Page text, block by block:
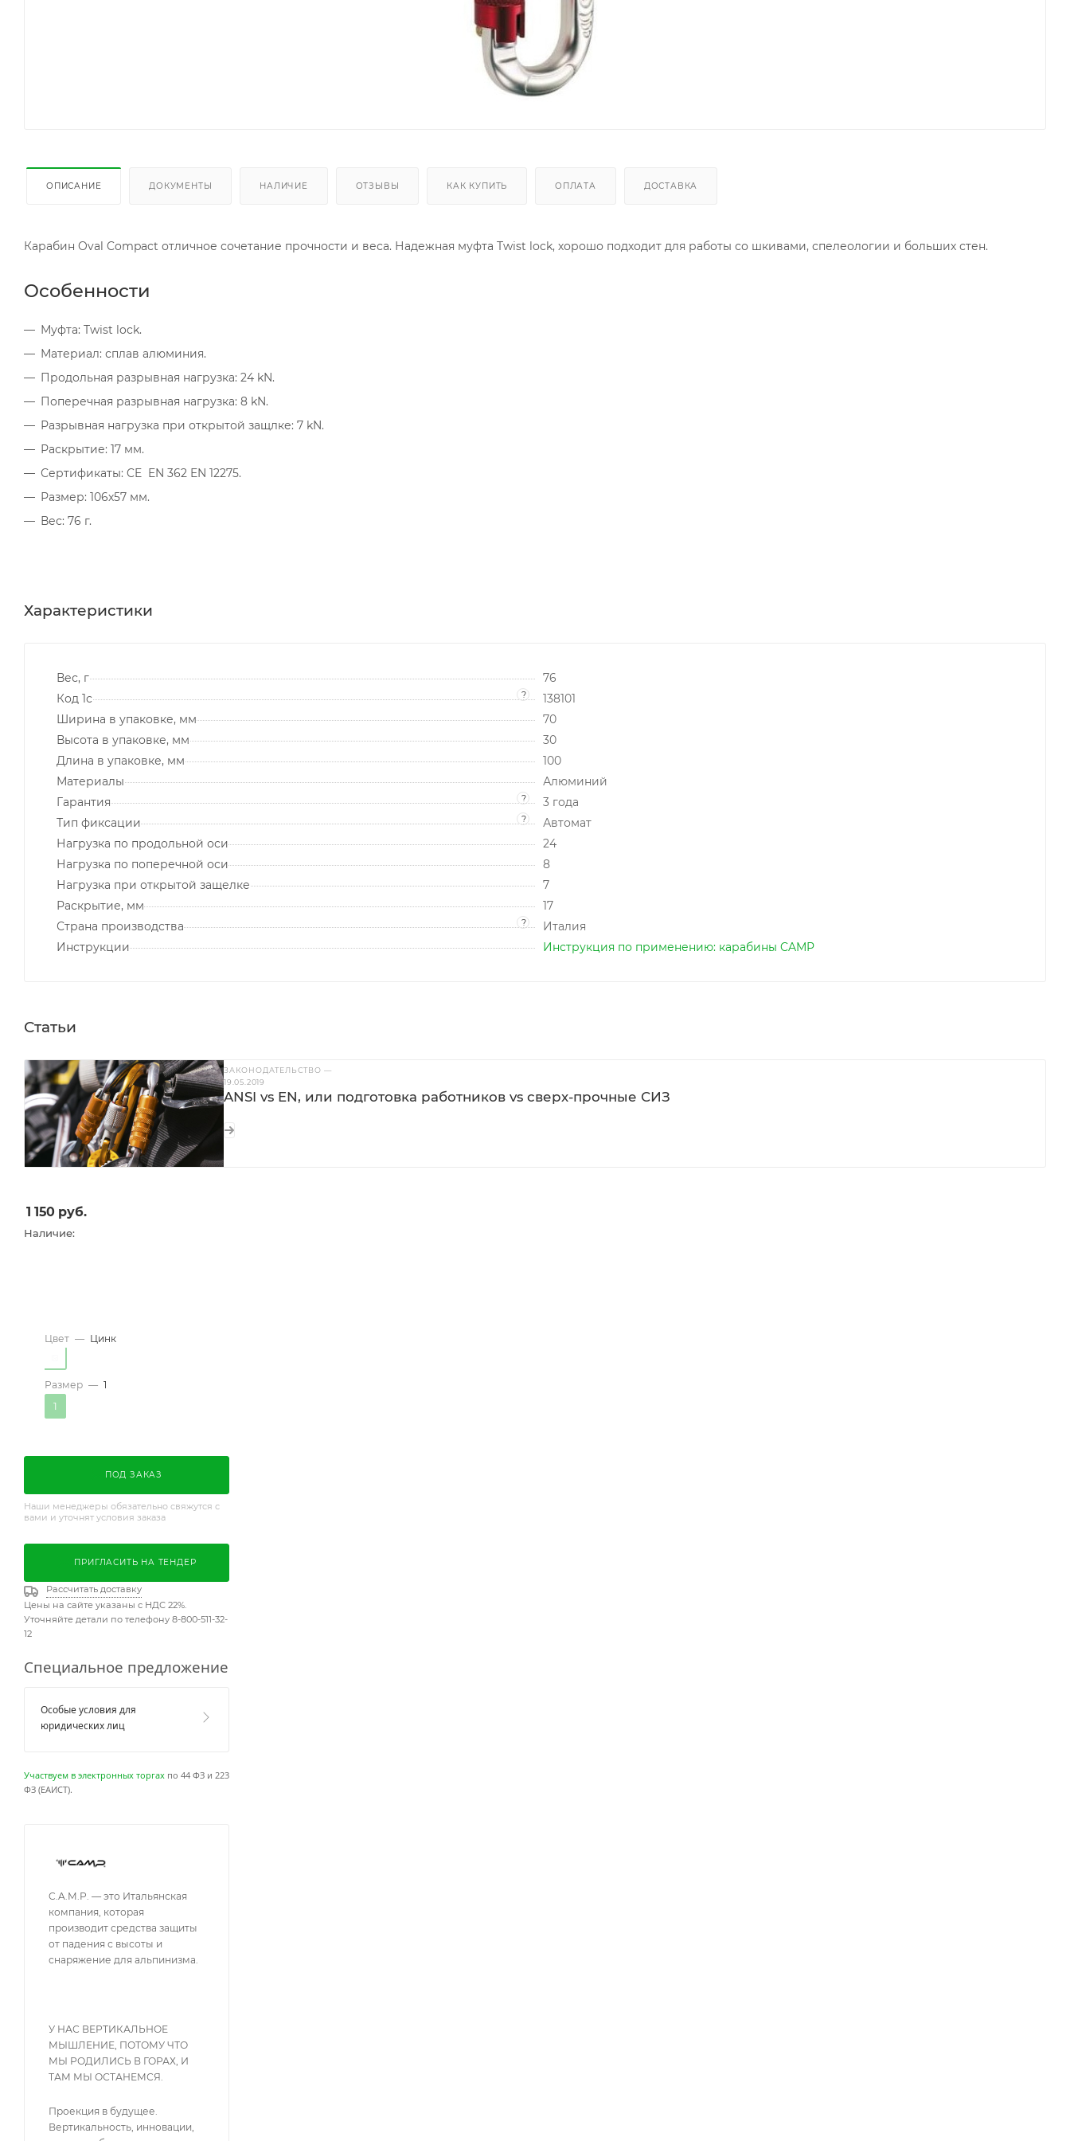
ОПИСАНИЕ ДОКУМЕНТЫ НАЛИЧИЕ ОТЗЫВЫ КАК КУПИТЬ ОПЛАТА ДОСТАВКА
Карабин Oval Compact отличное сочетание прочности и веса. Надежная муфта Twist lock, хорошо подходит для работы со шкивами, спелеологии и больших стен.
Особенности
Муфта: Twist lock.
Материал: сплав алюминия.
Продольная разрывная нагрузка: 24 kN.
Поперечная разрывная нагрузка: 8 kN.
Разрывная нагрузка при открытой защлке: 7 kN.
Раскрытие: 17 мм.
Сертификаты: CE EN 362 EN 12275.
Размер: 106х57 мм.
Вес: 76 г.
Характеристики
Вес, г
76
Код 1с
?
138101
Ширина в упаковке, мм
70
Высота в упаковке, мм
30
Длина в упаковке, мм
100
Материалы
Алюминий
Гарантия
?
3 года
Тип фиксации
?
Автомат
Нагрузка по продольной оси
24
Нагрузка по поперечной оси
8
Нагрузка при открытой защелке
7
Раскрытие, мм
17
Страна производства
?
Италия
Инструкции
Инструкция по применению: карабины CAMP
Статьи
ЗАКОНОДАТЕЛЬСТВО —
19.05.2019
ANSI vs EN, или подготовка работников vs сверх-прочные СИЗ
1 150 руб.
Наличие:
Цвет — Цинк
Размер — 1
1
ПОД ЗАКАЗ
Наши менеджеры обязательно свяжутся с
вами и уточнят условия заказа
ПРИГЛАСИТЬ НА ТЕНДЕР
Рассчитать доставку
Цены на сайте указаны с НДС 22%.
Уточняйте детали по телефону 8-800-511-32-
12
Специальное предложение
Особые условия для
юридических лиц
Участвуем в электронных торгах по 44 ФЗ и 223
ФЗ (ЕАИСТ).
C.A.M.P. — это Итальянская
компания, которая
производит средства защиты
от падения с высоты и
снаряжение для альпинизма.
У НАС ВЕРТИКАЛЬНОЕ
МЫШЛЕНИЕ, ПОТОМУ ЧТО
МЫ РОДИЛИСЬ В ГОРАХ, И
ТАМ МЫ ОСТАНЕМСЯ.
Проекция в будущее.
Вертикальность, инновации,